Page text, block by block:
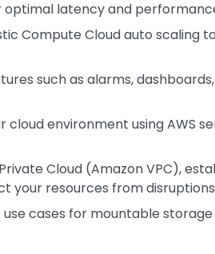
optimal latency and
Compute Cloud auto scaling
such as alarms,
environment using AWS
Cloud (Amazon VPC),
your resources from
cases for mountable storage